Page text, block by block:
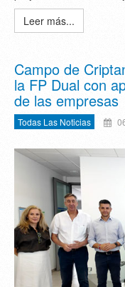
Leer más...
Campo de
la FP Dual con
de las empresas
Todas Las Noticias